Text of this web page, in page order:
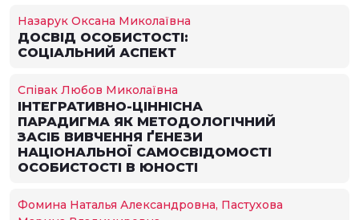
Назарук Оксана Миколаївна
ДОСВІД ОСОБИСТОСТІ:
СОЦІАЛЬНИЙ АСПЕКТ
Співак Любов Миколаївна
ІНТЕГРАТИВНО-ЦІННІСНА
ПАРАДИГМА ЯК МЕТОДОЛОГІЧНИЙ
ЗАСІБ ВИВЧЕННЯ ҐЕНЕЗИ
НАЦІОНАЛЬНОЇ САМОСВІДОМОСТІ
ОСОБИСТОСТІ В ЮНОСТІ
Фомина Наталья Александровна, Пастухова